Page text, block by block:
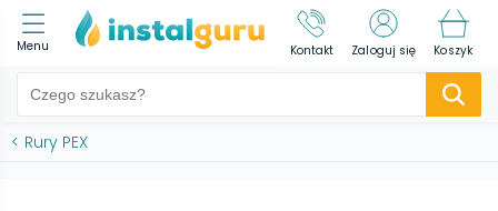
Menu Kontakt Zaloguj się Koszyk
< Rury PEX